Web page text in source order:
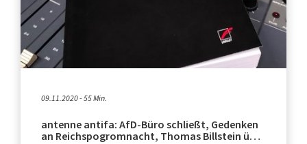
09.11.2020 - 55 Min.
antenne antifa: AfD-Büro schließt, Gedenken
an Reichspogromnacht, Thomas Billstein über